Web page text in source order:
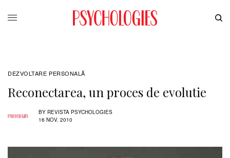
DEZVOLTARE PERSONALĂ
Reconectarea, un proces de evolutie
BY REVISTA PSYCHOLOGIES
16 NOV. 2010